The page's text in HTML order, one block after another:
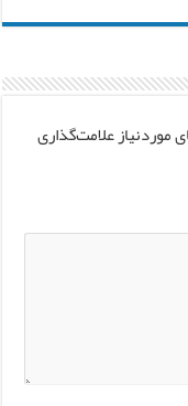
علامت‌گذاری